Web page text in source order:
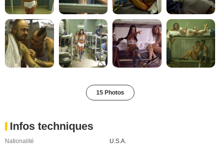
15 Photos
Infos techniques
Nationalité
U.S.A.